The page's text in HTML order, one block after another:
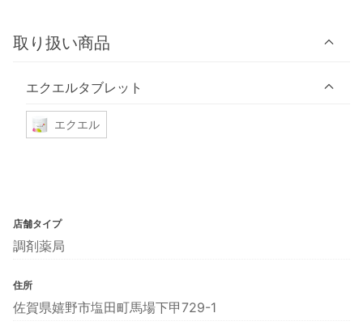
取り扱い商品
エクエルタブレット
エクエル
店舗タイプ
調剤薬局
住所
佐賀県嬉野市塩田町馬場下甲729-1